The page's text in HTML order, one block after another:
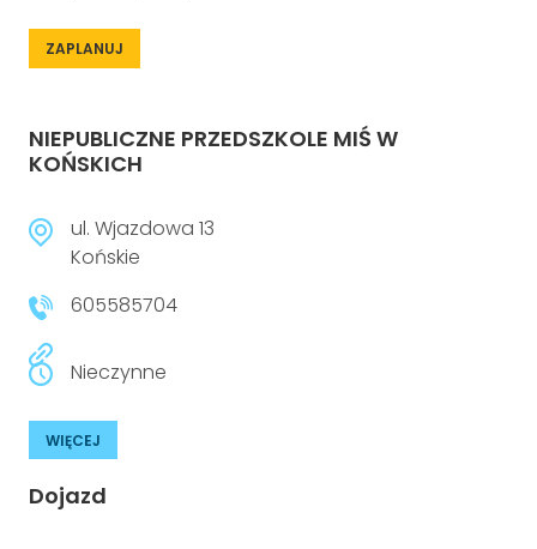
ZAPLANUJ
NIEPUBLICZNE PRZEDSZKOLE MIŚ W
KOŃSKICH
ul. Wjazdowa 13
Końskie
605585704
Nieczynne
WIĘCEJ
Dojazd